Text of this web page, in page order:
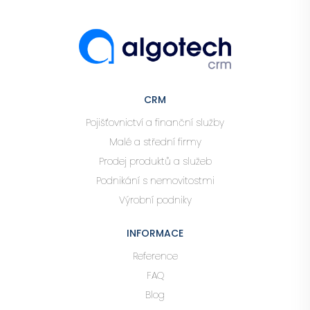
CRM
Pojišťovnictví a finanční služby
Malé a střední firmy
Prodej produktů a služeb
Podnikání s nemovitostmi
Výrobní podniky
INFORMACE
Reference
FAQ
Blog